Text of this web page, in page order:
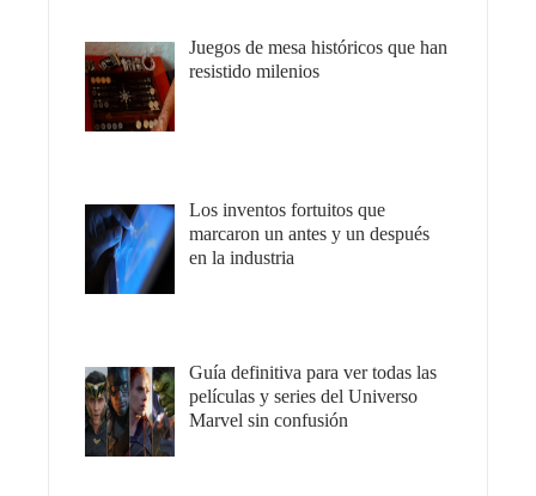
Juegos de mesa históricos que han
resistido milenios
Los inventos fortuitos que
marcaron un antes y un después
en la industria
Guía definitiva para ver todas las
películas y series del Universo
Marvel sin confusión